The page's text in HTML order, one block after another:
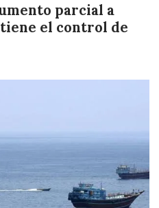
parcial a
el control de